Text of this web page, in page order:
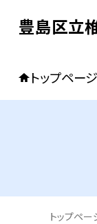
豊島区立
トップページ
トップペー